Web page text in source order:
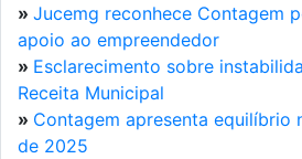
» Jucemg reconhece Contagem
apoio ao empreendedor
» Esclarecimento sobre
Receita Municipal
» Contagem apresenta equilíbrio
de 2025